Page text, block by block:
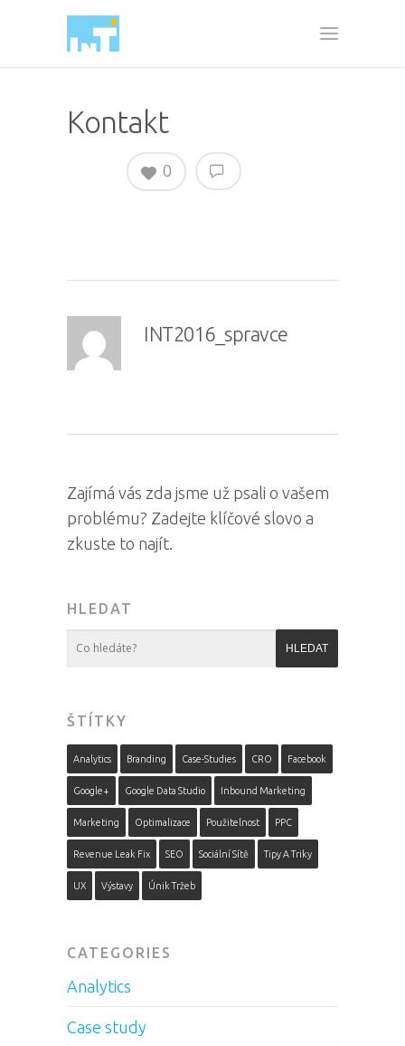
Kontakt
0
INT2016_spravce
Zajímá vás zda jsme už psali o vašem
problému? Zadejte klíčové slovo a
zkuste to najít.
HLEDAT
ŠTÍTKY
Analytics Branding Case-Studies CRO Facebook
Google+ Google Data Studio Inbound Marketing
Marketing Optimalizace Použitelnost PPC
Revenue Leak Fix SEO Sociální Sítě Tipy A Triky
UX Výstavy Únik Tržeb
CATEGORIES
Analytics
Case study